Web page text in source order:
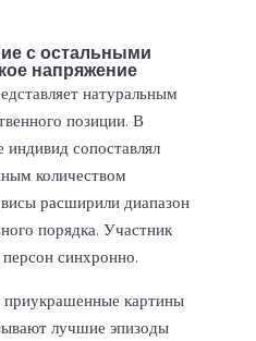
с остальными
напряжение
натуральным
позиции. В
сопоставлял
количеством
расширили диапазон
порядка. Участник
синхронно.
приукрашенные картины
лучшие эпизоды